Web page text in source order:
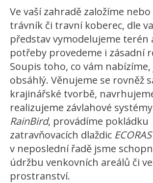
Ve vaší zahradě založíme
trávník či travní koberec, dle
představ vymodelujeme terén
potřeby provedeme i zásadní
Soupis toho, co vám
obsáhlý. Věnujeme se rovněž
krajinářské tvorbě,
realizujeme závlahové
RainBird, provádíme pokládku
zatravňovacích dlaždic
v neposlední řadě jsme
údržbu venkovních areálů či
prostranství.